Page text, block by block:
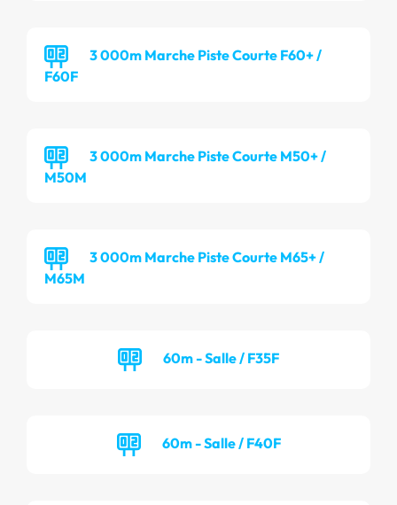
3 000m Marche Piste Courte F60+ /
F60F
3 000m Marche Piste Courte M50+ /
M50M
3 000m Marche Piste Courte M65+ /
M65M
60m - Salle / F35F
60m - Salle / F40F